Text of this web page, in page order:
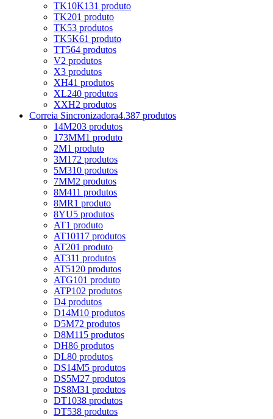
TK10K131 produto
TK201 produto
TK53 produtos
TK5K61 produto
TT564 produtos
V2 produtos
X3 produtos
XH41 produtos
XL240 produtos
XXH2 produtos
Correia Sincronizadora4.387 produtos
14M203 produtos
173MM1 produto
2M1 produto
3M172 produtos
5M310 produtos
7MM2 produtos
8M411 produtos
8MR1 produto
8YU5 produtos
AT1 produto
AT10117 produtos
AT201 produto
AT311 produtos
AT5120 produtos
ATG101 produto
ATP102 produtos
D4 produtos
D14M10 produtos
D5M72 produtos
D8M115 produtos
DH86 produtos
DL80 produtos
DS14M5 produtos
DS5M27 produtos
DS8M31 produtos
DT1038 produtos
DT538 produtos